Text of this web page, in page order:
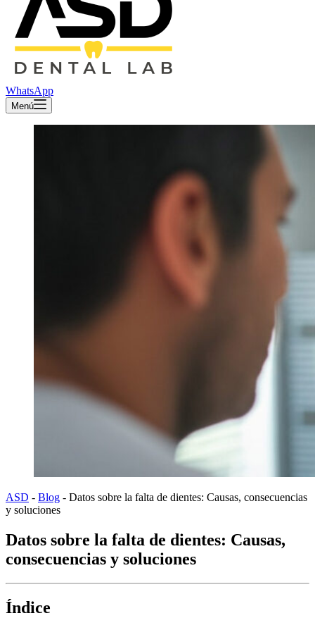
WhatsApp
Menú
ASD - Blog - Datos sobre la falta de dientes: Causas, consecuencias
y soluciones
Datos sobre la falta de dientes: Causas,
consecuencias y soluciones
Índice